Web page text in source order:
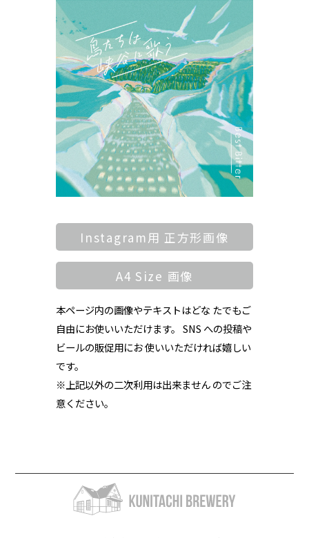
Instagram用 正方形画像
A4 Size 画像
本ページ内の画像やテキストはどな たでもご
自由にお使いいただけます。 SNS への投稿や
ビールの販促用にお 使いいただければ嬉しい
です。
※上記以外の二次利用は出来ません のでご注
意ください。